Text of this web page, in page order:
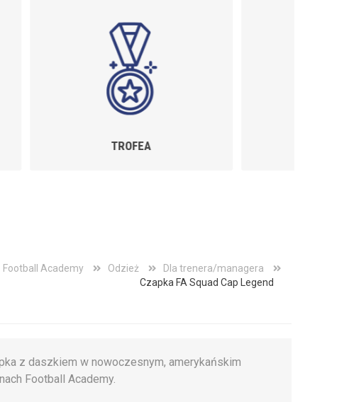
FOOTBALL BABY
Football Academy Odzież
Dla trenera/managera
Czapka FA Squad Cap Legend
z daszkiem w nowoczesnym, amerykańskim
Football Academy.